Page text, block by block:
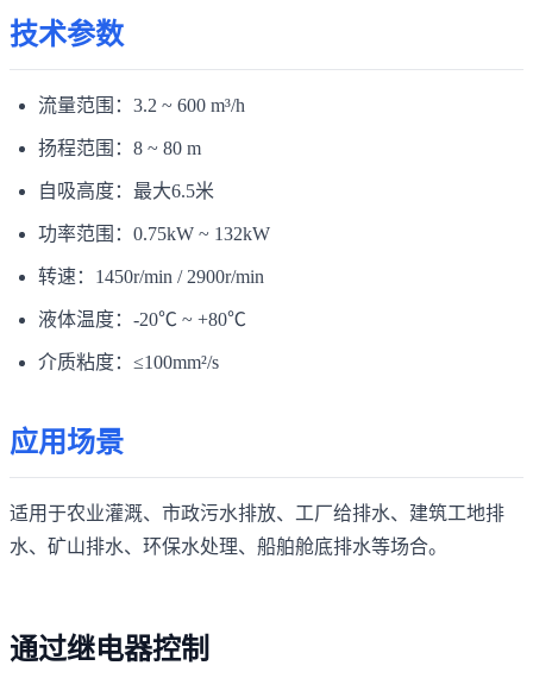
技术参数
流量范围：3.2 ~ 600 m³/h
扬程范围：8 ~ 80 m
自吸高度：最大6.5米
功率范围：0.75kW ~ 132kW
转速：1450r/min / 2900r/min
液体温度：-20℃ ~ +80℃
介质粘度：≤100mm²/s
应用场景
适用于农业灌溉、市政污水排放、工厂给排水、建筑工地排
水、矿山排水、环保水处理、船舶舱底排水等场合。
通过继电器控制